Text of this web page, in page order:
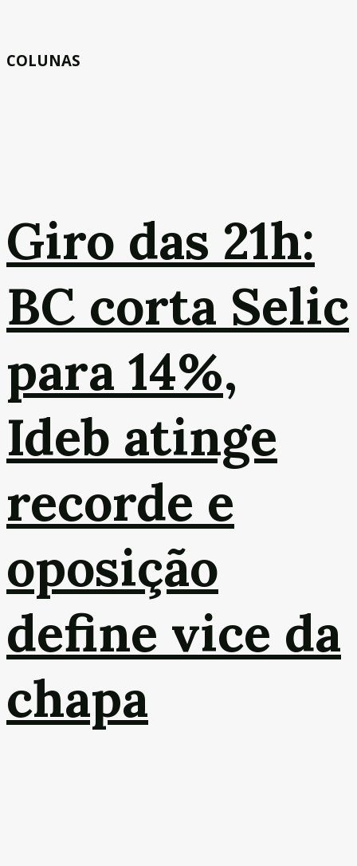
COLUNAS
Giro das 21h:
BC corta Selic
para 14%,
Ideb atinge
recorde e
oposição
define vice da
chapa